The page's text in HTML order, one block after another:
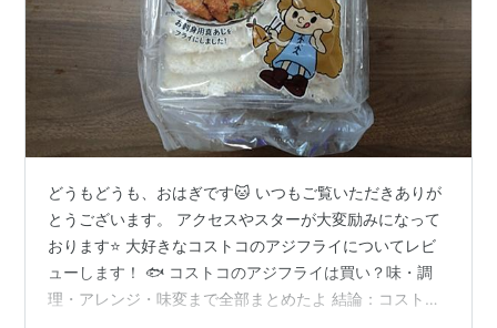
どうもどうも、おはぎです🐱 いつもご覧いただきありが
とうございます。 アクセスやスターが大変励みになって
おります⭐ 大好きなコストコのアジフライについてレビ
ューします！ 🐟 コストコのアジフライは買い？味・調
理・アレンジ・味変まで全部まとめたよ 結論：コストコ